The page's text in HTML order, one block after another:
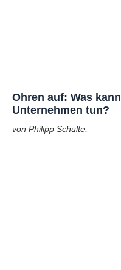
Ohren auf: Was
Unternehmen tun?
von Philipp Schulte,